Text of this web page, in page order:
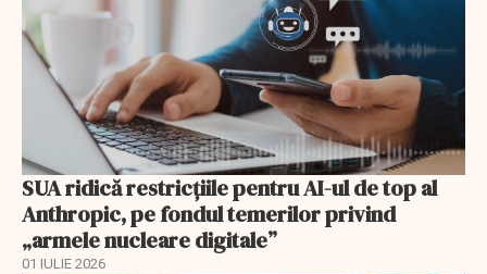
SUA ridică restricțiile pentru AI-ul de top al
Anthropic, pe fondul temerilor privind
„armele nucleare digitale”
01 IULIE 2026